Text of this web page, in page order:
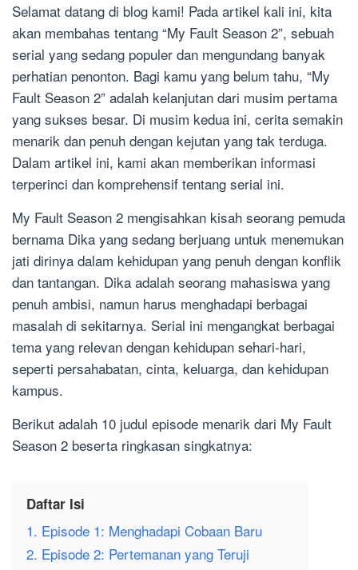
Selamat datang di blog kami! Pada artikel kali ini, kita
akan membahas tentang “My Fault Season 2”, sebuah
serial yang sedang populer dan mengundang banyak
perhatian penonton. Bagi kamu yang belum tahu, “My
Fault Season 2” adalah kelanjutan dari musim pertama
yang sukses besar. Di musim kedua ini, cerita semakin
menarik dan penuh dengan kejutan yang tak terduga.
Dalam artikel ini, kami akan memberikan informasi
terperinci dan komprehensif tentang serial ini.
My Fault Season 2 mengisahkan kisah seorang pemuda
bernama Dika yang sedang berjuang untuk menemukan
jati dirinya dalam kehidupan yang penuh dengan konflik
dan tantangan. Dika adalah seorang mahasiswa yang
penuh ambisi, namun harus menghadapi berbagai
masalah di sekitarnya. Serial ini mengangkat berbagai
tema yang relevan dengan kehidupan sehari-hari,
seperti persahabatan, cinta, keluarga, dan kehidupan
kampus.
Berikut adalah 10 judul episode menarik dari My Fault
Season 2 beserta ringkasan singkatnya:
Daftar Isi
1. Episode 1: Menghadapi Cobaan Baru
2. Episode 2: Pertemanan yang Teruji